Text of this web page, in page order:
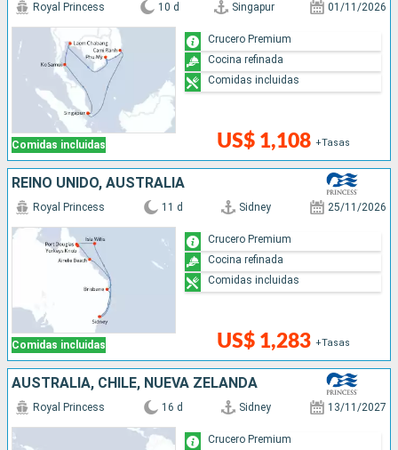
Comidas incluidas
Royal Princess 10 d Singapur 01/11/2026
US$ 1,108 +Tasas
Crucero Premium
Cocina refinada
Comidas incluidas
REINO UNIDO, AUSTRALIA
Comidas incluidas
Royal Princess 11 d Sidney 25/11/2026
US$ 1,283 +Tasas
Crucero Premium
Cocina refinada
Comidas incluidas
AUSTRALIA, CHILE, NUEVA ZELANDA
Royal Princess 16 d Sidney 13/11/2027
Crucero Premium